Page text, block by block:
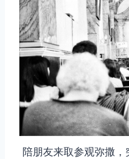
陪朋友来取参观弥撒